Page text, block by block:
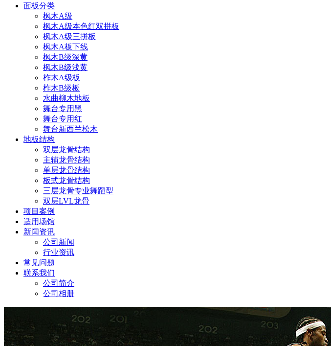
面板分类
枫木A级
枫木A级本色红双拼板
枫木A级三拼板
枫木A板下线
枫木B级深黄
枫木B级浅黄
柞木A级板
柞木B级板
水曲柳木地板
舞台专用黑
舞台专用红
舞台新西兰松木
地板结构
双层龙骨结构
主辅龙骨结构
单层龙骨结构
板式龙骨结构
三层龙骨专业舞蹈型
双层LVL龙骨
项目案例
适用场馆
新闻资讯
公司新闻
行业资讯
常见问题
联系我们
公司简介
公司相册